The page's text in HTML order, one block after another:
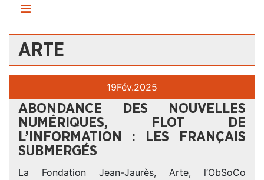
ARTE
19Fév.2025
ABONDANCE DES NOUVELLES
NUMÉRIQUES, FLOT DE
L’INFORMATION : LES FRANÇAIS
SUBMERGÉS
La Fondation Jean-Jaurès, Arte, l’ObSoCo